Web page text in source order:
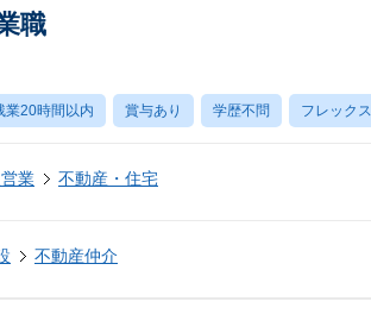
職
業20時間以内 賞与あり 学歴不問 フレックス
業 不動産・住宅
不動産仲介